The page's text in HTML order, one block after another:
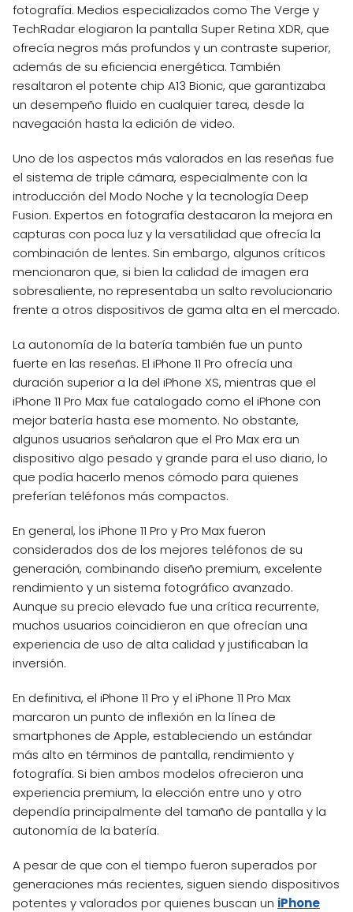
fotografía. Medios especializados como The Verge y
TechRadar elogiaron la pantalla Super Retina XDR, que
ofrecía negros más profundos y un contraste superior,
además de su eficiencia energética. También
resaltaron el potente chip A13 Bionic, que garantizaba
un desempeño fluido en cualquier tarea, desde la
navegación hasta la edición de video.
Uno de los aspectos más valorados en las reseñas fue
el sistema de triple cámara, especialmente con la
introducción del Modo Noche y la tecnología Deep
Fusion. Expertos en fotografía destacaron la mejora en
capturas con poca luz y la versatilidad que ofrecía la
combinación de lentes. Sin embargo, algunos críticos
mencionaron que, si bien la calidad de imagen era
sobresaliente, no representaba un salto revolucionario
frente a otros dispositivos de gama alta en el mercado.
La autonomía de la batería también fue un punto
fuerte en las reseñas. El iPhone 11 Pro ofrecía una
duración superior a la del iPhone XS, mientras que el
iPhone 11 Pro Max fue catalogado como el iPhone con
mejor batería hasta ese momento. No obstante,
algunos usuarios señalaron que el Pro Max era un
dispositivo algo pesado y grande para el uso diario, lo
que podía hacerlo menos cómodo para quienes
preferían teléfonos más compactos.
En general, los iPhone 11 Pro y Pro Max fueron
considerados dos de los mejores teléfonos de su
generación, combinando diseño premium, excelente
rendimiento y un sistema fotográfico avanzado.
Aunque su precio elevado fue una crítica recurrente,
muchos usuarios coincidieron en que ofrecían una
experiencia de uso de alta calidad y justificaban la
inversión.
En definitiva, el iPhone 11 Pro y el iPhone 11 Pro Max
marcaron un punto de inflexión en la línea de
smartphones de Apple, estableciendo un estándar
más alto en términos de pantalla, rendimiento y
fotografía. Si bien ambos modelos ofrecieron una
experiencia premium, la elección entre uno y otro
dependía principalmente del tamaño de pantalla y la
autonomía de la batería.
A pesar de que con el tiempo fueron superados por
generaciones más recientes, siguen siendo dispositivos
potentes y valorados por quienes buscan un iPhone